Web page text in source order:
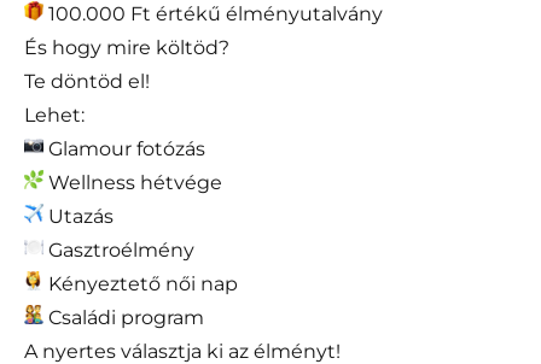
100.000 Ft értékű élményutalvány
És hogy mire költöd?
Te döntöd el!
Lehet:
Glamour fotózás
Wellness hétvége
Utazás
Gasztroélmény
Kényeztető női nap
Családi program
A nyertes választja ki az élményt!